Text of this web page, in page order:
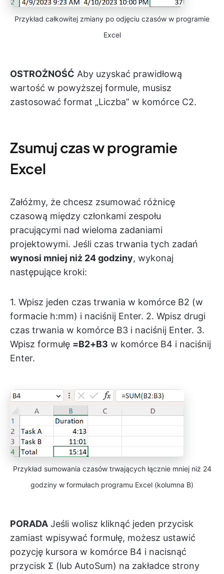
Przykład całkowitej zmiany po odjęciu czasów w programie
Excel
OSTROŻNOŚĆ Aby uzyskać prawidłową
wartość w powyższej formule, musisz
zastosować format „Liczba” w komórce C2.
Zsumuj czas w programie
Excel
Załóżmy, że chcesz zsumować różnicę
czasową między członkami zespołu
pracującymi nad wieloma zadaniami
projektowymi. Jeśli czas trwania tych zadań
wynosi mniej niż 24 godziny, wykonaj
następujące kroki:
1. Wpisz jeden czas trwania w komórce B2 (w
formacie h:mm) i naciśnij Enter. 2. Wpisz drugi
czas trwania w komórce B3 i naciśnij Enter. 3.
Wpisz formułę =B2+B3 w komórce B4 i naciśnij
Enter.
Przykład sumowania czasów trwających łącznie mniej niż 24
godziny w formułach programu Excel (kolumna B)
PORADA Jeśli wolisz kliknąć jeden przycisk
zamiast wpisywać formułę, możesz ustawić
pozycję kursora w komórce B4 i nacisnąć
przycisk Σ (lub AutoSum) na zakładce strony